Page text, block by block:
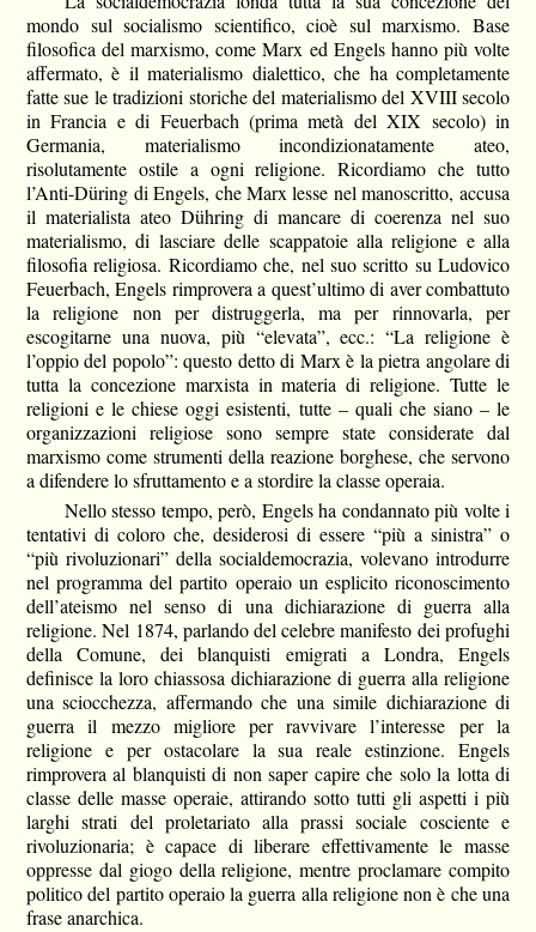
mondo sul socialismo scientifico, cioè sul marxismo. Base
filosofica del marxismo, come Marx ed Engels hanno più volte
affermato, è il materialismo dialettico, che ha completamente
fatte sue le tradizioni storiche del materialismo del XVIII secolo
in Francia e di Feuerbach (prima metà del XIX secolo) in
Germania, materialismo incondizionatamente ateo,
risolutamente ostile a ogni religione. Ricordiamo che tutto
l’Anti-Düring di Engels, che Marx lesse nel manoscritto, accusa
il materialista ateo Dühring di mancare di coerenza nel suo
materialismo, di lasciare delle scappatoie alla religione e alla
filosofia religiosa. Ricordiamo che, nel suo scritto su Ludovico
Feuerbach, Engels rimprovera a quest’ultimo di aver combattuto
la religione non per distruggerla, ma per rinnovarla, per
escogitarne una nuova, più “elevata”, ecc.: “La religione è
l’oppio del popolo”: questo detto di Marx è la pietra angolare di
tutta la concezione marxista in materia di religione. Tutte le
religioni e le chiese oggi esistenti, tutte – quali che siano – le
organizzazioni religiose sono sempre state considerate dal
marxismo come strumenti della reazione borghese, che servono
a difendere lo sfruttamento e a stordire la classe operaia.
Nello stesso tempo, però, Engels ha condannato più volte i
tentativi di coloro che, desiderosi di essere “più a sinistra” o
“più rivoluzionari” della socialdemocrazia, volevano introdurre
nel programma del partito operaio un esplicito riconoscimento
dell’ateismo nel senso di una dichiarazione di guerra alla
religione. Nel 1874, parlando del celebre manifesto dei profughi
della Comune, dei blanquisti emigrati a Londra, Engels
definisce la loro chiassosa dichiarazione di guerra alla religione
una sciocchezza, affermando che una simile dichiarazione di
guerra il mezzo migliore per ravvivare l’interesse per la
religione e per ostacolare la sua reale estinzione. Engels
rimprovera al blanquisti di non saper capire che solo la lotta di
classe delle masse operaie, attirando sotto tutti gli aspetti i più
larghi strati del proletariato alla prassi sociale cosciente e
rivoluzionaria; è capace di liberare effettivamente le masse
oppresse dal giogo della religione, mentre proclamare compito
politico del partito operaio la guerra alla religione non è che una
frase anarchica.